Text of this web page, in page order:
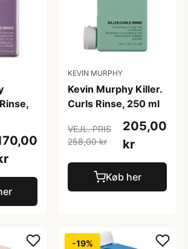
KEVIN MURPHY
Kevin Murphy Killer.
Curls Rinse, 250 ml
VEJL. PRIS
258,00 kr
205,00
kr
Køb her
-19%